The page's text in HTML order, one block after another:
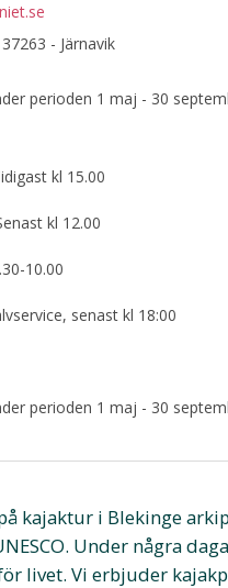
- Järnavik
perioden 1 maj - 30
kl 15.00
kl 12.00
10.00
senast kl 18:00
perioden 1 maj - 30
kajaktur i Blekinge
Under några
livet. Vi erbjuder